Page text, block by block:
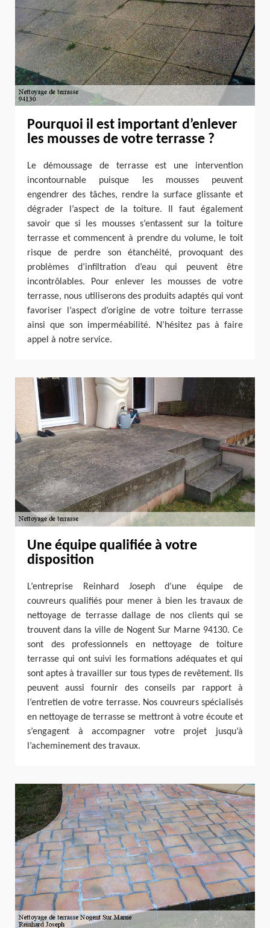
Pourquoi il est important d’enlever
les mousses de votre terrasse ?
Le démoussage de terrasse est une intervention
incontournable puisque les mousses peuvent
engendrer des tâches, rendre la surface glissante et
dégrader l’aspect de la toiture. Il faut également
savoir que si les mousses s’entassent sur la toiture
terrasse et commencent à prendre du volume, le toit
risque de perdre son étanchéité, provoquant des
problèmes d’infiltration d’eau qui peuvent être
incontrôlables. Pour enlever les mousses de votre
terrasse, nous utiliserons des produits adaptés qui vont
favoriser l’aspect d’origine de votre toiture terrasse
ainsi que son imperméabilité. N’hésitez pas à faire
appel à notre service.
Une équipe qualifiée à votre
disposition
L’entreprise Reinhard Joseph d’une équipe de
couvreurs qualifiés pour mener à bien les travaux de
nettoyage de terrasse dallage de nos clients qui se
trouvent dans la ville de Nogent Sur Marne 94130. Ce
sont des professionnels en nettoyage de toiture
terrasse qui ont suivi les formations adéquates et qui
sont aptes à travailler sur tous types de revêtement. Ils
peuvent aussi fournir des conseils par rapport à
l’entretien de votre terrasse. Nos couvreurs spécialisés
en nettoyage de terrasse se mettront à votre écoute et
s’engagent à accompagner votre projet jusqu’à
l’acheminement des travaux.